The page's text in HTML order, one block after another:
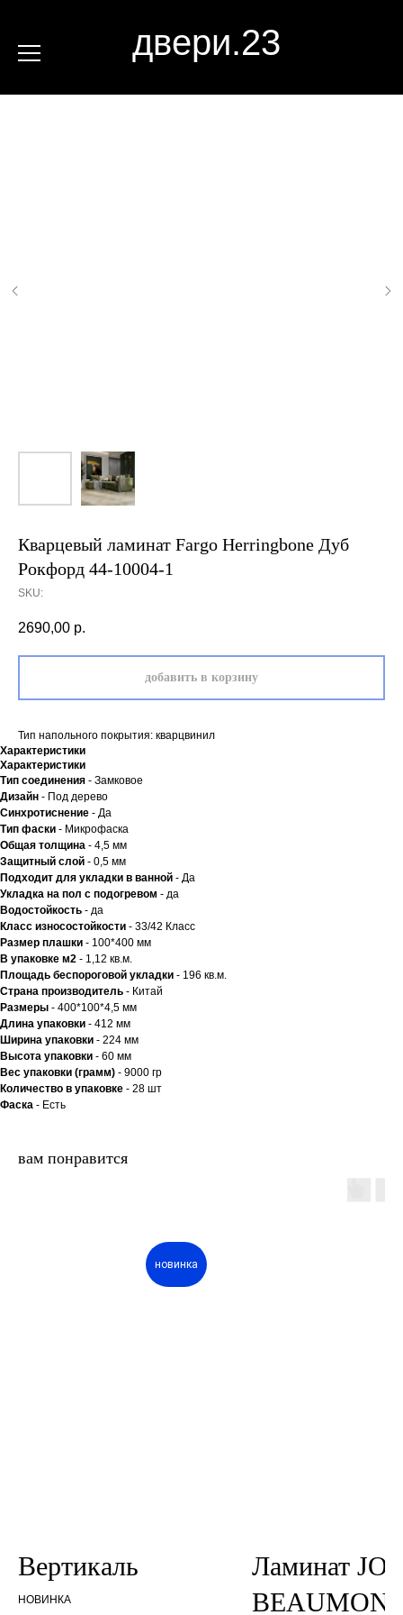
двери.23
Кварцевый ламинат Fargo Herringbone Дуб
Рокфорд 44-10004-1
SKU:
2690,00 р.
добавить в корзину
Тип напольного покрытия: кварцвинил
Характеристики
Характеристики
Тип соединения - Замковое
Дизайн - Под дерево
Синхротиснение - Да
Тип фаски - Микрофаска
Общая толщина - 4,5 мм
Защитный слой - 0,5 мм
Подходит для укладки в ванной - Да
Укладка на пол c подогревом - да
Водостойкость - да
Класс износостойкости - 33/42 Класс
Размер плашки - 100*400 мм
В упаковке м2 - 1,12 кв.м.
Площадь беспороговой укладки - 196 кв.м.
Страна производитель - Китай
Размеры - 400*100*4,5 мм
Длина упаковки - 412 мм
Ширина упаковки - 224 мм
Высота упаковки - 60 мм
Вес упаковки (грамм) - 9000 гр
Количество в упаковке - 28 шт
Фаска - Есть
вам понравится
новинка
Вертикаль
НОВИНКА
Ламинат
8 (918) 001-56-04
8 (964) 907-64-47